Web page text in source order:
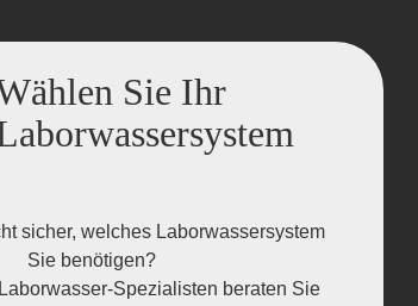
Sie Ihr
sicher, welches Laborwassersystem
Sie benötigen?
Spezialisten beraten Sie